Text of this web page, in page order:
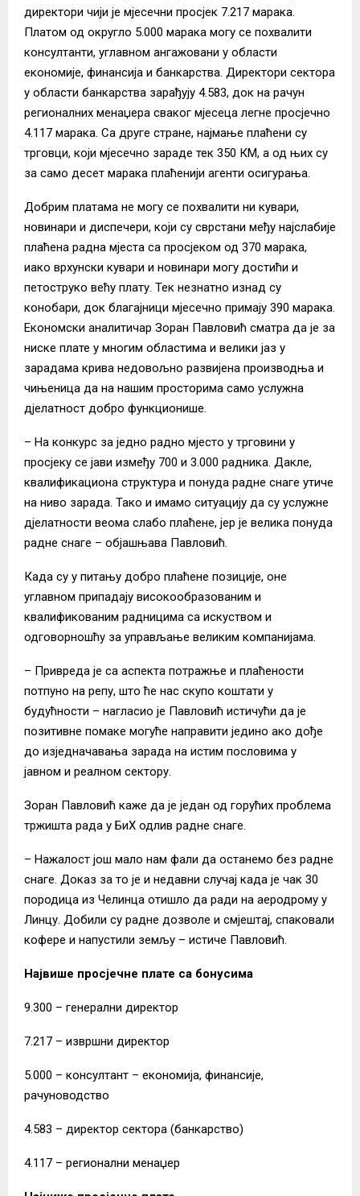
директори чији је мјесечни просјек 7.217 марака.
Платом од округло 5.000 марака могу се похвалити
консултанти, углавном ангажовани у области
економије, финансија и банкарства. Директори сектора
у области банкарства зарађују 4.583, док на рачун
регионалних менаџера сваког мјесеца легне просјечно
4.117 марака. Са друге стране, најмање плаћени су
трговци, који мјесечно зараде тек 350 КМ, а од њих су
за само десет марака плаћенији агенти осигурања.
Добрим платама не могу се похвалити ни кувари,
новинари и диспечери, који су сврстани међу најслабије
плаћена радна мјеста са просјеком од 370 марака,
иако врхунски кувари и новинари могу достићи и
петоструко већу плату. Тек незнатно изнад су
конобари, док благајници мјесечно примају 390 марака.
Економски аналитичар Зоран Павловић сматра да је за
ниске плате у многим областима и велики јаз у
зарадама крива недовољно развијена производња и
чињеница да на нашим просторима само услужна
дјелатност добро функционише.
– На конкурс за једно радно мјесто у трговини у
просјеку се јави између 700 и 3.000 радника. Дакле,
квалификациона структура и понуда радне снаге утиче
на ниво зарада. Тако и имамо ситуацију да су услужне
дјелатности веома слабо плаћене, јер је велика понуда
радне снаге – објашњава Павловић.
Када су у питању добро плаћене позиције, оне
углавном припадају високообразованим и
квалификованим радницима са искуством и
одговорношћу за управљање великим компанијама.
– Привреда је са аспекта потражње и плаћености
потпуно на репу, што ће нас скупо коштати у
будућности – нагласио је Павловић истичући да је
позитивне помаке могуће направити једино ако дође
до изједначавања зарада на истим пословима у
јавном и реалном сектору.
Зоран Павловић каже да је један од горућих проблема
тржишта рада у БиХ одлив радне снаге.
– Нажалост још мало нам фали да останемо без радне
снаге. Доказ за то је и недавни случај када је чак 30
породица из Челинца отишло да ради на аеродрому у
Линцу. Добили су радне дозволе и смјештај, спаковали
кофере и напустили земљу – истиче Павловић.
Највише просјечне плате са бонусима
9.300 – генерални директор
7.217 – извршни директор
5.000 – консултант – економија, финансије,
рачуноводство
4.583 – директор сектора (банкарство)
4.117 – регионални менаџер